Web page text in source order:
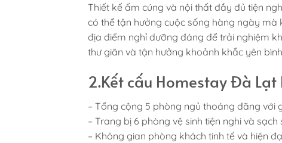
Thiết kế ấm cúng và nội thất đầy đủ tiện
có thể tận hưởng cuộc sống hàng ngày
địa điểm nghỉ dưỡng đáng để trải nghiệm
thư giãn và tận hưởng khoảnh khắc yên
2.Kết cấu Homestay Đà Lạt
– Tổng cộng 5 phòng ngủ thoáng đãng với
– Trang bị 6 phòng vệ sinh tiện nghi và sạch
– Không gian phòng khách tinh tế và hiện